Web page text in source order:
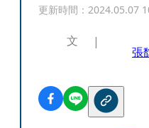
更新時間： 2024.05.07
文
張